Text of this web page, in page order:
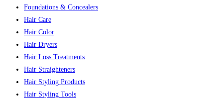
Foundations & Concealers
Hair Care
Hair Color
Hair Dryers
Hair Loss Treatments
Hair Straighteners
Hair Styling Products
Hair Styling Tools